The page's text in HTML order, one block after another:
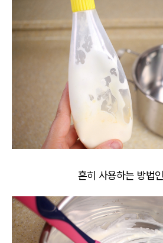
흔히 사용하는 방법